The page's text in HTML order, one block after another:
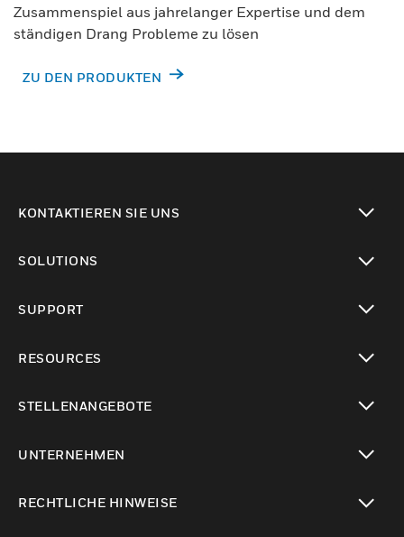
Zusammenspiel aus jahrelanger Expertise und dem
ständigen Drang Probleme zu lösen
ZU DEN PRODUKTEN
KONTAKTIEREN SIE UNS
SOLUTIONS
SUPPORT
RESOURCES
STELLENANGEBOTE
UNTERNEHMEN
RECHTLICHE HINWEISE